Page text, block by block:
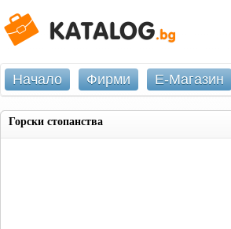
Начало Фирми Е-Магазин
Горски стопанства